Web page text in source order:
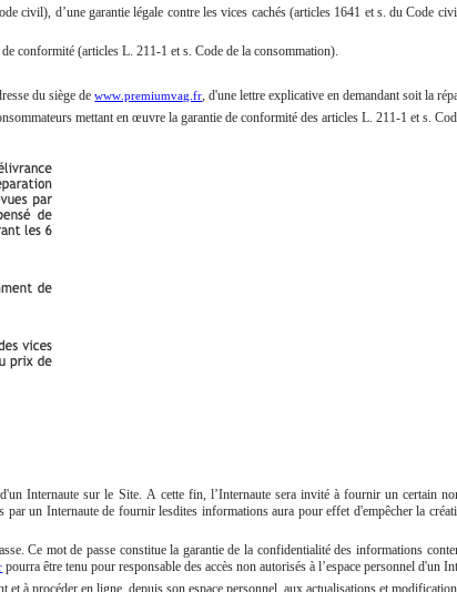
civil), d’une garantie légale contre les vices cachés (articles 1641 et s. du Code
conformité (articles L. 211-1 et s. Code de la consommation).
du siège dewww.premiumvag.fr , d'une lettre explicative en demandant soit la
mettant en œuvre la garantie de conformité des articles L. 211-1 et s.
Internaute sur le Site. A cette fin, l’Internaute sera invité à fournir un certain
un Internaute de fournir lesdites informations aura pour effet d'empêcher la
Ce mot de passe constitue la garantie de la confidentialité des informations
pourra être tenu pour responsable des accès non autorisés à l’espace personnel d'un
à procéder en ligne, depuis son espace personnel, aux actualisations et